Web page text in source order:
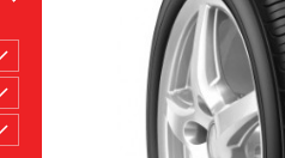
ROULAGE À PLAT